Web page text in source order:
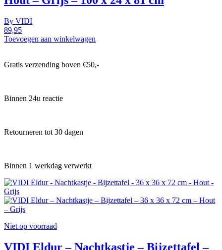
By VIDI
89,95
Toevoegen aan winkelwagen
Gratis verzending boven €50,-
Binnen 24u reactie
Retourneren tot 30 dagen
Binnen 1 werkdag verwerkt
Niet op voorraad
VIDI Eldur – Nachtkastje – Bijzettafel –